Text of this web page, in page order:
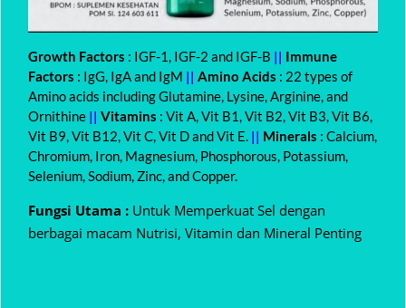
Growth Factors : IGF-1, IGF-2 and IGF-B || Immune
Factors : IgG, IgA and IgM || Amino Acids : 22 types of
Amino acids including Glutamine, Lysine, Arginine, and
Ornithine || Vitamins : Vit A, Vit B1, Vit B2, Vit B3, Vit B6,
Vit B9, Vit B12, Vit C, Vit D and Vit E. || Minerals : Calcium,
Chromium, Iron, Magnesium, Phosphorous, Potassium,
Selenium, Sodium, Zinc, and Copper.
Fungsi Utama : Untuk Memperkuat Sel dengan
berbagai macam Nutrisi, Vitamin dan Mineral Penting